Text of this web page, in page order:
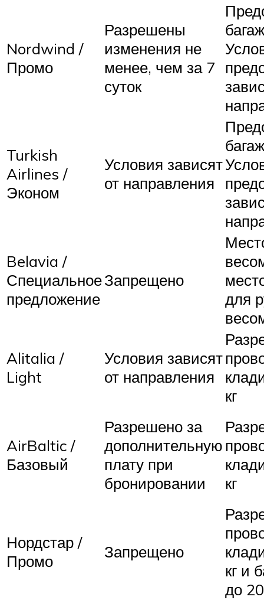
Nordwind /
Промо
Разрешены
изменения не
менее, чем за 7
суток
Turkish
Airlines /
Эконом
Условия зависят
от направления
Belavia /
Специальное
предложение
Запрещено
для
Alitalia /
Light
Условия зависят
от направления
кг
AirBaltic /
Базовый
Разрешено за
дополнительную
плату при
бронировании
кг
Нордстар /
Промо
Запрещено
кг и
до